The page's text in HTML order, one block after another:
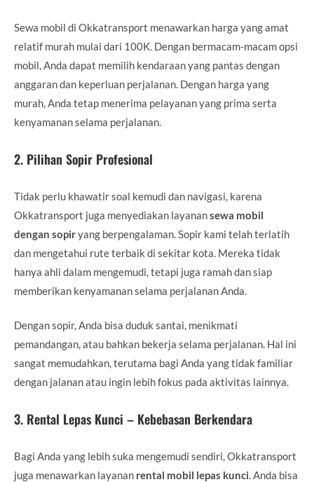
Sewa mobil di Okkatransport menawarkan harga yang amat
relatif murah mulai dari 100K. Dengan bermacam-macam opsi
mobil, Anda dapat memilih kendaraan yang pantas dengan
anggaran dan keperluan perjalanan. Dengan harga yang
murah, Anda tetap menerima pelayanan yang prima serta
kenyamanan selama perjalanan.
2. Pilihan Sopir Profesional
Tidak perlu khawatir soal kemudi dan navigasi, karena
Okkatransport juga menyediakan layanansewa mobil
dengan sopiryang berpengalaman. Sopir kami telah terlatih
dan mengetahui rute terbaik di sekitar kota. Mereka tidak
hanya ahli dalam mengemudi, tetapi juga ramah dan siap
memberikan kenyamanan selama perjalanan Anda.
Dengan sopir, Anda bisa duduk santai, menikmati
pemandangan, atau bahkan bekerja selama perjalanan. Hal ini
sangat memudahkan, terutama bagi Anda yang tidak familiar
dengan jalanan atau ingin lebih fokus pada aktivitas lainnya.
3. Rental Lepas Kunci – Kebebasan Berkendara
Bagi Anda yang lebih suka mengemudi sendiri, Okkatransport
juga menawarkan layanan rental mobil lepas kunci. Anda bisa